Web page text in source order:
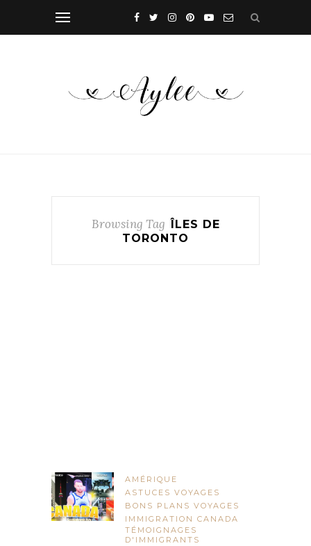
Browsing Tag
ÎLES DE
TORONTO
AMÉRIQUE
ASTUCES VOYAGES
BONS PLANS VOYAGES
IMMIGRATION CANADA
TÉMOIGNAGES
D'IMMIGRANTS